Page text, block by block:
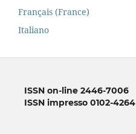
Français (France)
Italiano
ISSN on-line 2446-7006
ISSN impresso 0102-4264